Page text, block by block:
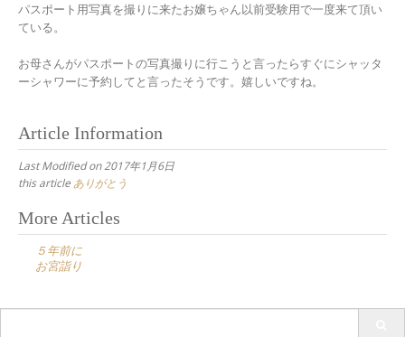
パスポート用写真を撮りに来たお嬢ちゃん以前受験用で一度来て頂い
ている。
お母さんがパスポートの写真撮りに行こうと言ったらすぐにシャッタ
ーシャワーに予約してと言ったそうです。嬉しいですね。
Article Information
Last Modified on 2017年1月6日
this article ありがとう
Post
navigation
More Articles
５年前に
お宮詣り